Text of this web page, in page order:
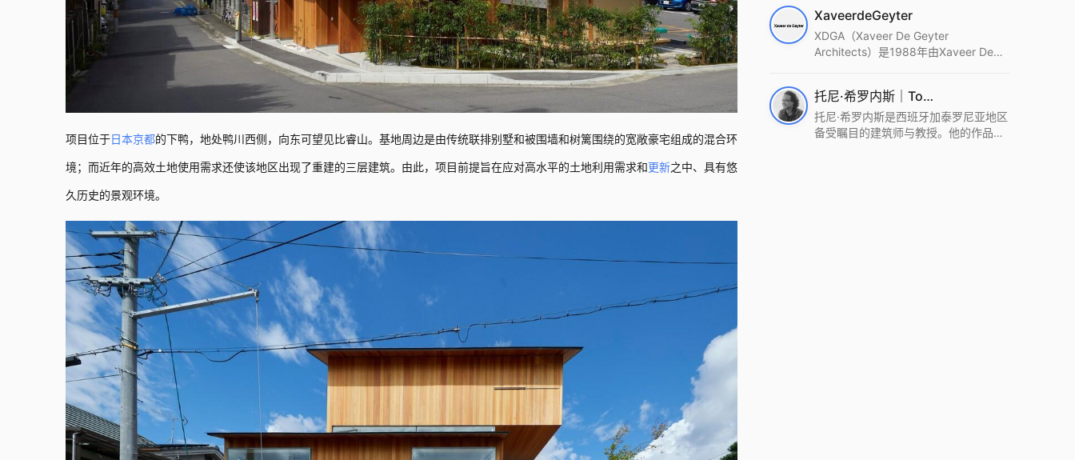
项目位于日本京都的下鸭，地处鸭川西侧，向东可望见比睿山。基地周边是由传统联排别墅和被围墙和树篱围绕的宽敞豪宅组成的混合环
境；而近年的高效土地使用需求还使该地区出现了重建的三层建筑。由此，项目前提旨在应对高水平的土地利用需求和更新之中、具有悠
久历史的景观环境。
统这种新的思维范式为基础，以上海性
和生活性为介入设计的原点，以建筑为
工具，从而推动建筑学和社会学进步。
2022 DFA中获Merit,2021 Architizer
A+ Firm Awards中获Special
Mention：Best Young Firm，2020 IF
XaveerdeGeyter
XDGA（Xaveer De Geyter
Architects）是1988年由Xaveer De
进的设计方法、多元的专业团队和国际
化的作品著称，曾获密斯·凡·德罗奖、
Bigmat奖等多项重要奖项。XDGA主张
托尼·希罗内斯｜Toni Gironès
托尼·希罗内斯是西班牙加泰罗尼亚地区
备受瞩目的建筑师与教授。他的作品深